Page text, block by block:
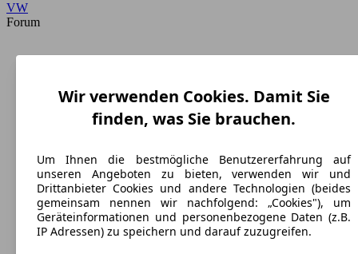
VW
Forum
Wir verwenden Cookies. Damit Sie
finden, was Sie brauchen.
Um Ihnen die bestmögliche Benutzererfahrung auf
unseren Angeboten zu bieten, verwenden wir und
Drittanbieter Cookies und andere Technologien (beides
gemeinsam nennen wir nachfolgend: „Cookies"), um
Geräteinformationen und personenbezogene Daten (z.B.
IP Adressen) zu speichern und darauf zuzugreifen.